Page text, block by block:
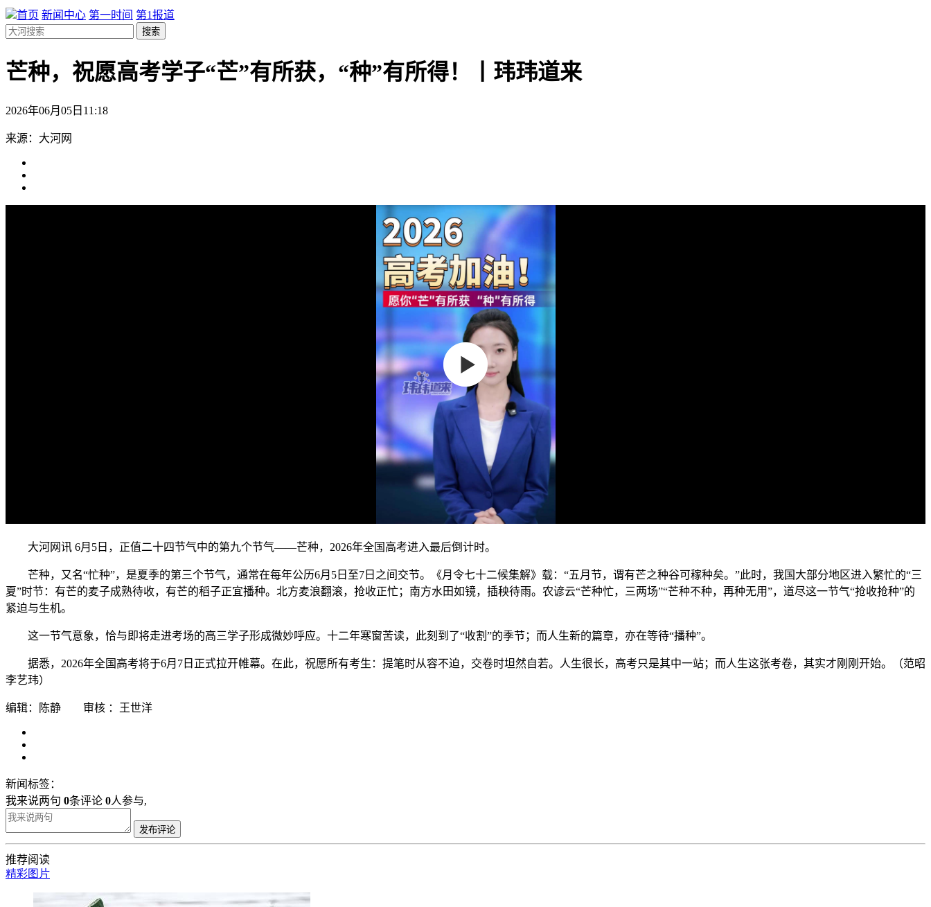
首页 新闻中心 第一时间 第1报道
搜索
芒种，祝愿高考学子“芒”有所获，“种”有所得！丨玮玮道来
2026年06月05日11:18
来源：大河网
大河网讯 6月5日，正值二十四节气中的第九个节气——芒种，2026年全国高考进入最后倒计时。
芒种，又名“忙种”，是夏季的第三个节气，通常在每年公历6月5日至7日之间交节。《月令七十二候集解》载：“五月节，谓有芒之种谷可稼种矣。”此时，我国大部分地区进入繁忙的“三
夏”时节：有芒的麦子成熟待收，有芒的稻子正宜播种。北方麦浪翻滚，抢收正忙；南方水田如镜，插秧待雨。农谚云“芒种忙，三两场”“芒种不种，再种无用”，道尽这一节气“抢收抢种”的
紧迫与生机。
这一节气意象，恰与即将走进考场的高三学子形成微妙呼应。十二年寒窗苦读，此刻到了“收割”的季节；而人生新的篇章，亦在等待“播种”。
据悉，2026年全国高考将于6月7日正式拉开帷幕。在此，祝愿所有考生：提笔时从容不迫，交卷时坦然自若。人生很长，高考只是其中一站；而人生这张考卷，其实才刚刚开始。（范昭
李艺玮）
编辑：陈静 审核 ：王世洋
新闻标签：
我来说两句 0条评论 0人参与,
发布评论
推荐阅读